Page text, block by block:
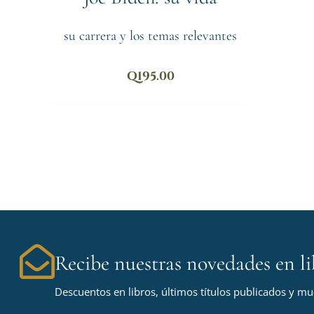
su carrera y los temas relevantes
Q195.00
Recibe nuestras novedades en
Descuentos en libros, últimos títulos publicados y